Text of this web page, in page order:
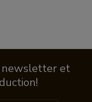
newsletter et